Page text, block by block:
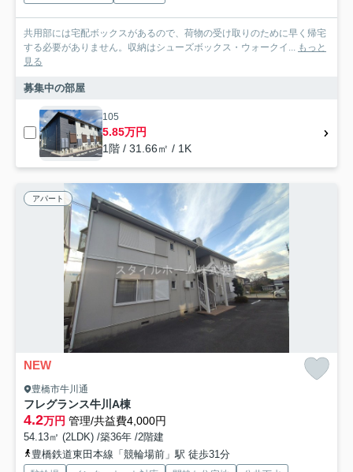
共用部には宅配ボックスがあるので、荷物の受け取りのために早く帰宅
する必要がありません。収納はシューズボックス・ウォークイ...
もっと
見る
募集中の部屋
105
5.85万円
1階 / 31.66㎡ / 1K
アパート
NEW
豊橋市牛川通
フレグランス牛川A棟
4.2万円 管理/共益費4,000円
54.13㎡ (2LDK) /築36年 /2階建
豊橋鉄道東田本線「競輪場前」駅 徒歩31分